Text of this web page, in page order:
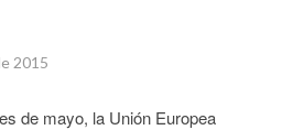
2015
de mayo, la Unión Europea